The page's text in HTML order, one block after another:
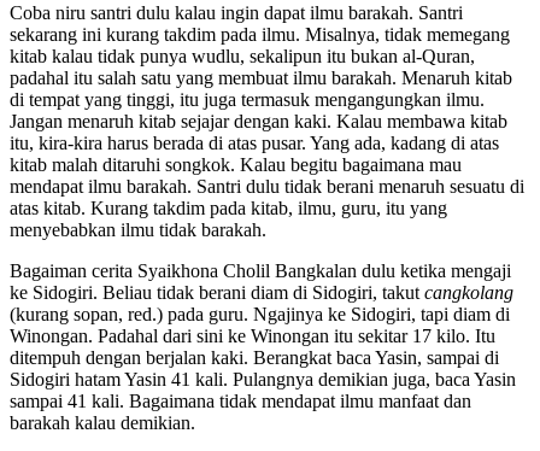
Coba niru santri dulu kalau ingin dapat ilmu barakah. Santri
sekarang ini kurang takdim pada ilmu. Misalnya, tidak memegang
kitab kalau tidak punya wudlu, sekalipun itu bukan al-Quran,
padahal itu salah satu yang membuat ilmu barakah. Menaruh kitab
di tempat yang tinggi, itu juga termasuk mengangungkan ilmu.
Jangan menaruh kitab sejajar dengan kaki. Kalau membawa kitab
itu, kira-kira harus berada di atas pusar. Yang ada, kadang di atas
kitab malah ditaruhi songkok. Kalau begitu bagaimana mau
mendapat ilmu barakah. Santri dulu tidak berani menaruh sesuatu di
atas kitab. Kurang takdim pada kitab, ilmu, guru, itu yang
menyebabkan ilmu tidak barakah.
Bagaiman cerita Syaikhona Cholil Bangkalan dulu ketika mengaji
ke Sidogiri. Beliau tidak berani diam di Sidogiri, takut cangkolang
(kurang sopan, red.) pada guru. Ngajinya ke Sidogiri, tapi diam di
Winongan. Padahal dari sini ke Winongan itu sekitar 17 kilo. Itu
ditempuh dengan berjalan kaki. Berangkat baca Yasin, sampai di
Sidogiri hatam Yasin 41 kali. Pulangnya demikian juga, baca Yasin
sampai 41 kali. Bagaimana tidak mendapat ilmu manfaat dan
barakah kalau demikian.